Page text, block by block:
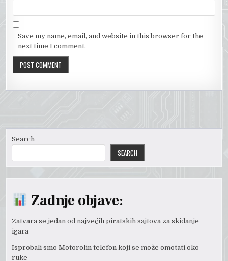
Save my name, email, and website in this browser for the
next time I comment.
Search
SEARCH
Zadnje objave:
Zatvara se jedan od najvećih piratskih sajtova za skidanje
igara
Isprobali smo Motorolin telefon koji se može omotati oko
ruke